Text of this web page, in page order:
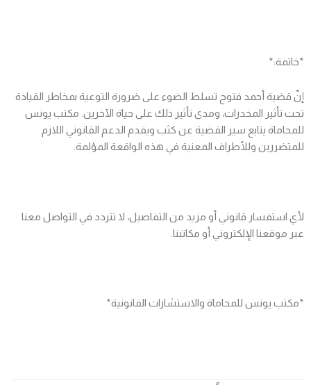
*خاتمة:*
إنّ قضية أحمد فتوح تسلط الضوء على ضرورة التوعية بمخاطر القيادة
تحت تأثير المخدرات، ومدى تأثير ذلك على حياة الآخرين. مكتب يونس
للمحاماة يتابع سير القضية عن كثب ويقدم الدعم القانوني اللازم
للمتضررين وللأطراف المعنية في هذه الواقعة المؤلمة.
لأي استفسار قانوني أو مزيد من التفاصيل، لا تتردد في التواصل معنا
عبر موقعنا الإلكتروني أو مكاتبنا.
*مكتب يونس للمحاماة والاستشارات القانونية*